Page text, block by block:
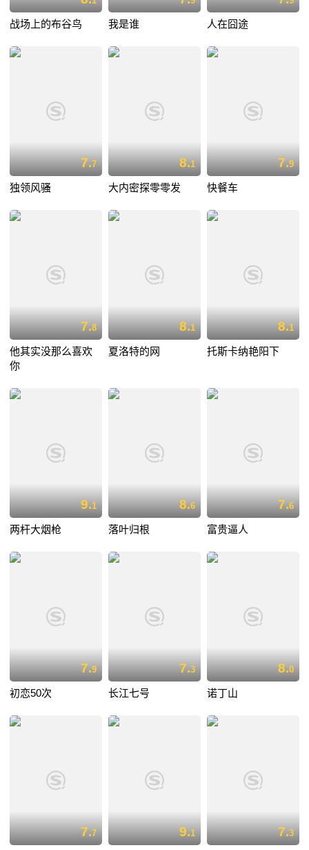
战场上的布谷鸟 我是谁 人在囧途
7.7
独领风骚
8.1
大内密探零零发
7.9
快餐车
7.8
他其实没那么喜欢
你
8.1
夏洛特的网
8.1
托斯卡纳艳阳下
9.1
两杆大烟枪
8.6
落叶归根
7.6
富贵逼人
7.9
初恋50次
7.3
长江七号
8.0
诺丁山
7.7 9.1 7.3